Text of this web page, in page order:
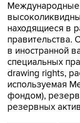
Международные
находящиеся в
правительства.
в иностранной
специальных
drawing rights,
используемая
фондом),
резервных